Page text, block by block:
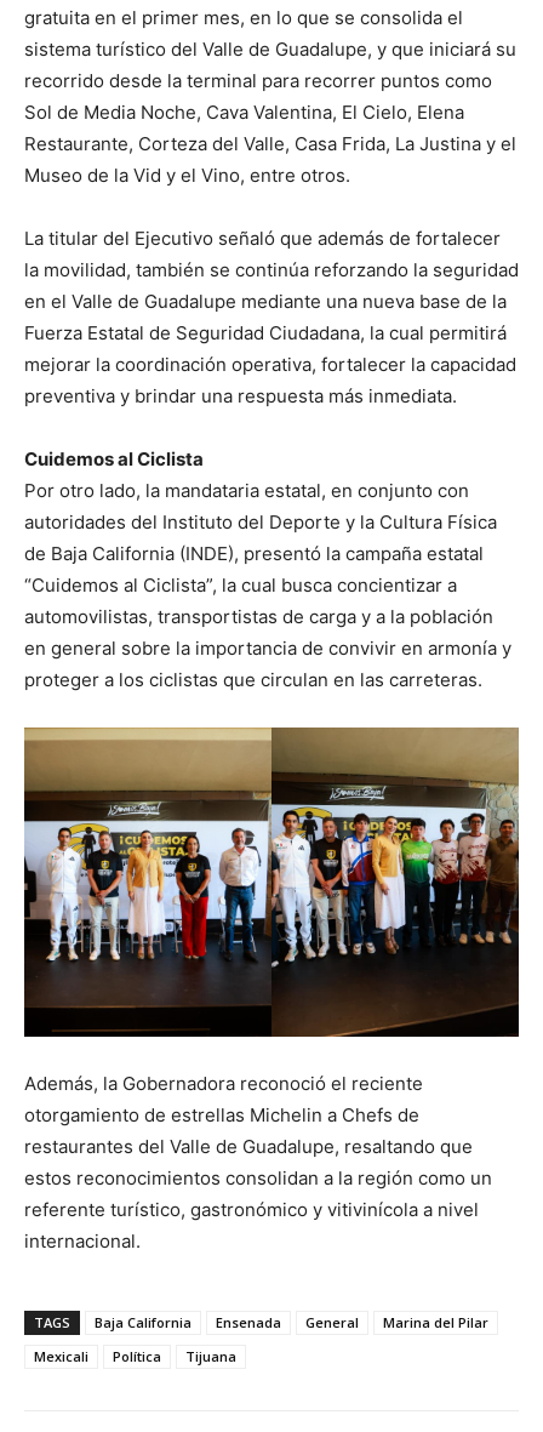
gratuita en el primer mes, en lo que se consolida el
sistema turístico del Valle de Guadalupe, y que iniciará su
recorrido desde la terminal para recorrer puntos como
Sol de Media Noche, Cava Valentina, El Cielo, Elena
Restaurante, Corteza del Valle, Casa Frida, La Justina y el
Museo de la Vid y el Vino, entre otros.
La titular del Ejecutivo señaló que además de fortalecer
la movilidad, también se continúa reforzando la seguridad
en el Valle de Guadalupe mediante una nueva base de la
Fuerza Estatal de Seguridad Ciudadana, la cual permitirá
mejorar la coordinación operativa, fortalecer la capacidad
preventiva y brindar una respuesta más inmediata.
Cuidemos al Ciclista
Por otro lado, la mandataria estatal, en conjunto con
autoridades del Instituto del Deporte y la Cultura Física
de Baja California (INDE), presentó la campaña estatal
“Cuidemos al Ciclista”, la cual busca concientizar a
automovilistas, transportistas de carga y a la población
en general sobre la importancia de convivir en armonía y
proteger a los ciclistas que circulan en las carreteras.
Además, la Gobernadora reconoció el reciente
otorgamiento de estrellas Michelin a Chefs de
restaurantes del Valle de Guadalupe, resaltando que
estos reconocimientos consolidan a la región como un
referente turístico, gastronómico y vitivinícola a nivel
internacional.
TAGS Baja California Ensenada General
Marina del Pilar
Mexicali
Política Tijuana